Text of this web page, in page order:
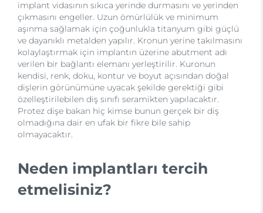
implant vidasının sıkıca yerinde durmasını ve yerinden
çıkmasını engeller. Uzun ömürlülük ve minimum
aşınma sağlamak için çoğunlukla titanyum gibi güçlü
ve dayanıklı metalden yapılır. Kronun yerine takılmasını
kolaylaştırmak için implantın üzerine abutment adı
verilen bir bağlantı elemanı yerleştirilir. Kuronun
kendisi, renk, doku, kontur ve boyut açısından doğal
dişlerin görünümüne uyacak şekilde gerektiği gibi
özelleştirilebilen diş sınıfı seramikten yapılacaktır.
Protez dişe bakan hiç kimse bunun gerçek bir diş
olmadığına dair en ufak bir fikre bile sahip
olmayacaktır.
Neden implantları tercih
etmelisiniz?